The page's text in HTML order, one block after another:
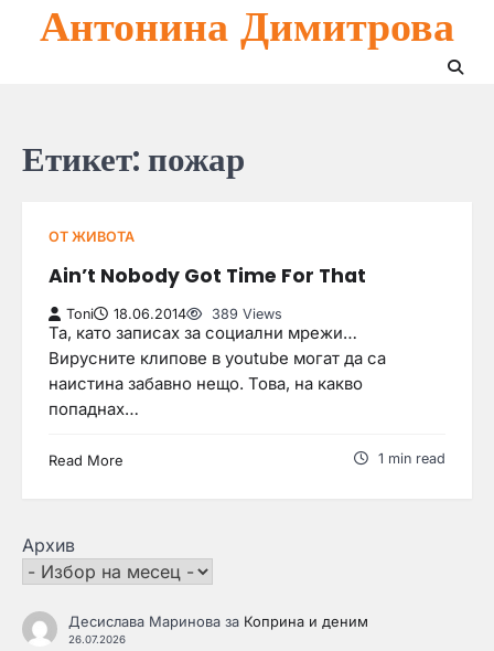
Антонина Димитрова
Етикет:пожар
ОТ ЖИВОТА
Ain’t Nobody Got Time For That
Toni 18.06.2014 389 Views
Та, като записах за социални мрежи…
Вирусните клипове в youtube могат да са
наистина забавно нещо. Това, на какво
попаднах…
Read More 1 min read
Архив
Десислава Мариноваза Коприна и деним
26.07.2026